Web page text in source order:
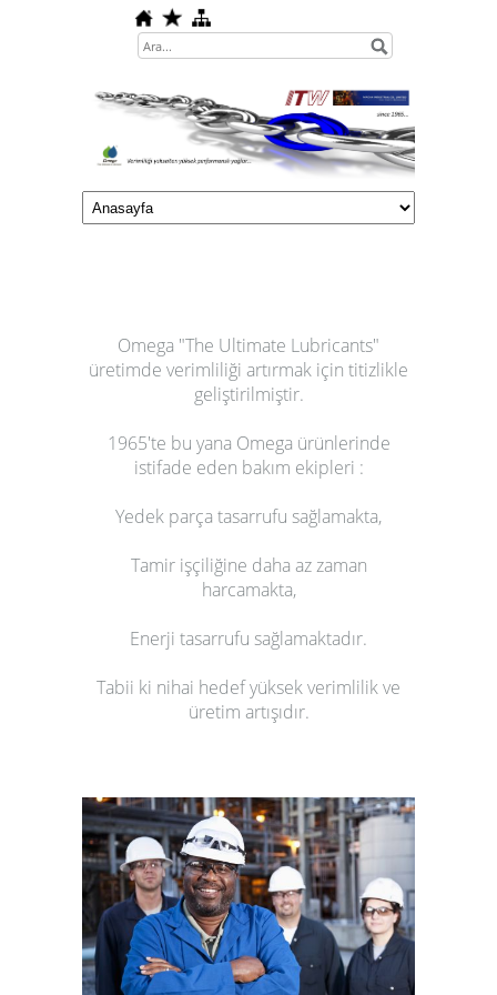
Omega "The Ultimate Lubricants"
üretimde verimliliği artırmak için titizlikle
geliştirilmiştir.
1965'te bu yana Omega ürünlerinde
istifade eden bakım ekipleri :
Yedek parça tasarrufu sağlamakta,
Tamir işçiliğine daha az zaman
harcamakta,
Enerji tasarrufu sağlamaktadır.
Tabii ki nihai hedef yüksek verimlilik ve
üretim artışıdır.